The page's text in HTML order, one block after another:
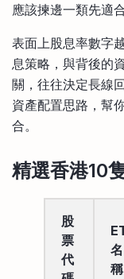
應該揀邊一類先適
表面上股息率數字
息策略，與背後的
關，往往決定長線
資產配置思路，幫
合。
精選香港10
股
票
代
名
稱